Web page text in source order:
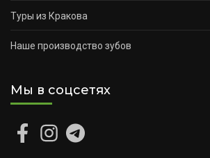
Туры из Кракова
Наше производство зубов
Мы в соцсетях